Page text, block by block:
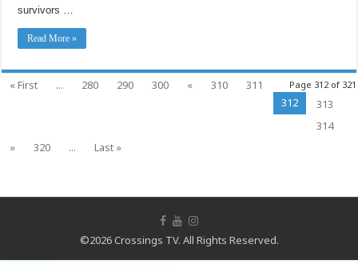
survivors …
Read More »
Page 312 of 321
« First ... 280 290 300 « 310
311
312
313
314
»
320 ... Last »
©2026 Crossings TV. All Rights Reserved.